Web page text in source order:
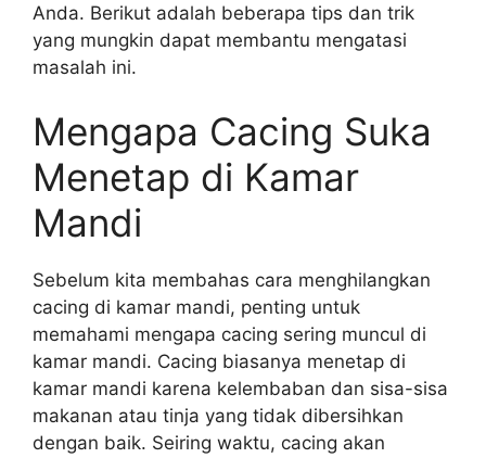
Anda. Berikut adalah beberapa tips dan trik
yang mungkin dapat membantu mengatasi
masalah ini.
Mengapa Cacing Suka
Menetap di Kamar
Mandi
Sebelum kita membahas cara menghilangkan
cacing di kamar mandi, penting untuk
memahami mengapa cacing sering muncul di
kamar mandi. Cacing biasanya menetap di
kamar mandi karena kelembaban dan sisa-sisa
makanan atau tinja yang tidak dibersihkan
dengan baik. Seiring waktu, cacing akan